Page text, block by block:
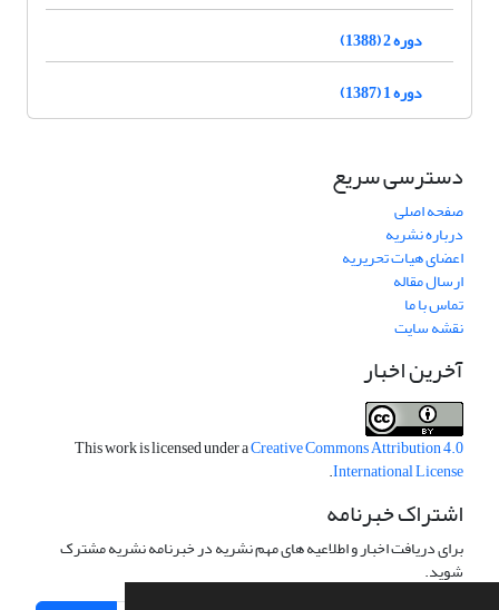
دوره 2 (1388)
دوره 1 (1387)
دسترسی سریع
صفحه اصلی
درباره نشریه
اعضای هیات تحریریه
ارسال مقاله
تماس با ما
نقشه سایت
آخرین اخبار
This work is licensed under aCreative Commons Attribution 4.0
International License
.
اشتراک خبرنامه
برای دریافت اخبار و اطلاعیه های مهم نشریه در خبرنامه نشریه مشترک
شوید.